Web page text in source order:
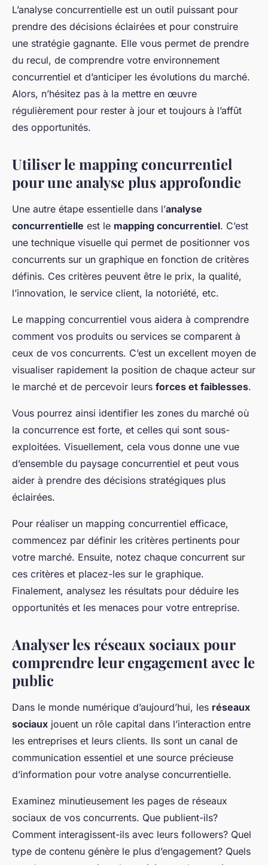
L’analyse concurrentielle est un outil puissant pour
prendre des décisions éclairées et pour construire
une stratégie gagnante. Elle vous permet de prendre
du recul, de comprendre votre environnement
concurrentiel et d’anticiper les évolutions du marché.
Alors, n’hésitez pas à la mettre en œuvre
régulièrement pour rester à jour et toujours à l’affût
des opportunités.
Utiliser le mapping concurrentiel
pour une analyse plus approfondie
Une autre étape essentielle dans l’analyse
concurrentielle est le mapping concurrentiel. C’est
une technique visuelle qui permet de positionner vos
concurrents sur un graphique en fonction de critères
définis. Ces critères peuvent être le prix, la qualité,
l’innovation, le service client, la notoriété, etc.
Le mapping concurrentiel vous aidera à comprendre
comment vos produits ou services se comparent à
ceux de vos concurrents. C’est un excellent moyen de
visualiser rapidement la position de chaque acteur sur
le marché et de percevoir leurs forces et faiblesses.
Vous pourrez ainsi identifier les zones du marché où
la concurrence est forte, et celles qui sont sous-
exploitées. Visuellement, cela vous donne une vue
d’ensemble du paysage concurrentiel et peut vous
aider à prendre des décisions stratégiques plus
éclairées.
Pour réaliser un mapping concurrentiel efficace,
commencez par définir les critères pertinents pour
votre marché. Ensuite, notez chaque concurrent sur
ces critères et placez-les sur le graphique.
Finalement, analysez les résultats pour déduire les
opportunités et les menaces pour votre entreprise.
Analyser les réseaux sociaux pour
comprendre leur engagement avec le
public
Dans le monde numérique d’aujourd’hui, les réseaux
sociaux jouent un rôle capital dans l’interaction entre
les entreprises et leurs clients. Ils sont un canal de
communication essentiel et une source précieuse
d’information pour votre analyse concurrentielle.
Examinez minutieusement les pages de réseaux
sociaux de vos concurrents. Que publient-ils?
Comment interagissent-ils avec leurs followers? Quel
type de contenu génère le plus d’engagement? Quels